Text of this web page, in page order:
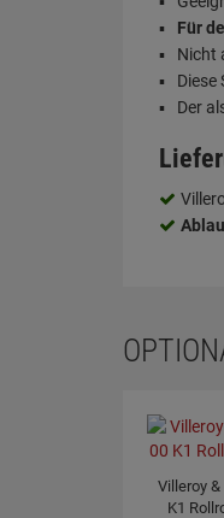
Für
Nicht
Der
Villeroy
K1